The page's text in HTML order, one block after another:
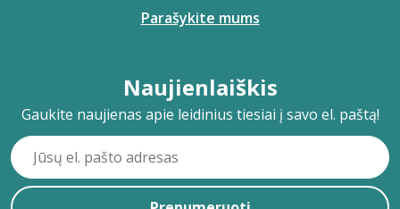
Parašykite mums
Naujienlaiškis
Gaukite naujienas apie leidinius tiesiai į savo el. paštą!